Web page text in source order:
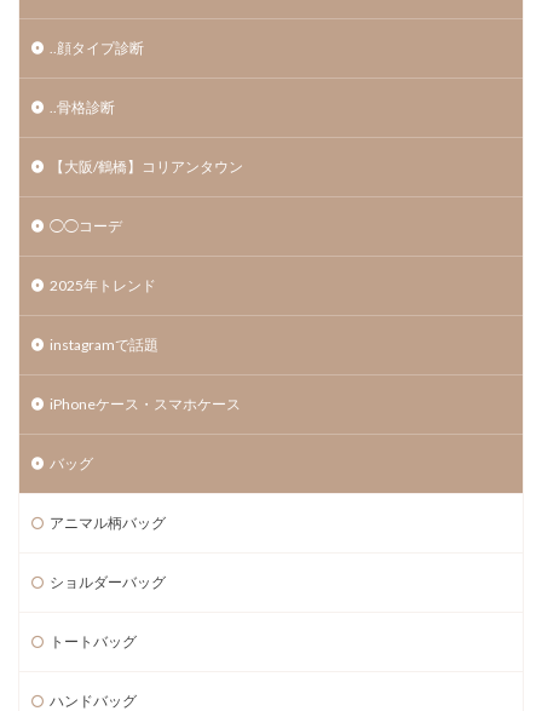
..顔タイプ診断
..骨格診断
【大阪/鶴橋】コリアンタウン
◯◯コーデ
2025年トレンド
instagramで話題
iPhoneケース・スマホケース
バッグ
アニマル柄バッグ
ショルダーバッグ
トートバッグ
ハンドバッグ